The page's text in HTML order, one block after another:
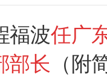
福波任广
部长 （附